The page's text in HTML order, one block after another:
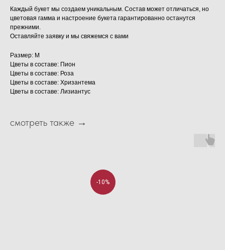
Каждый букет мы создаем уникальным. Состав может отличаться, но
цветовая гамма и настроение букета гарантированно останутся
прежними.
Оставляйте заявку и мы свяжемся с вами
Размер: M
Цветы в составе: Пион
Цветы в составе: Роза
Цветы в составе: Хризантема
Цветы в составе: Лизиантус
смотреть также →
-10%